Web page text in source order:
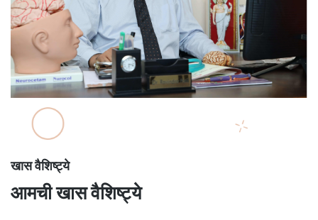
खास वैशिष्ट्ये
आमची खास वैशिष्ट्ये